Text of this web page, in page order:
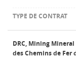
DRC, Mining Mineral
des Chemins de Fer